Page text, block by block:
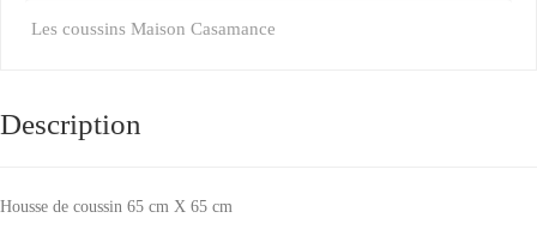
Les coussins Maison Casamance
Description
Housse de coussin 65 cm X 65 cm